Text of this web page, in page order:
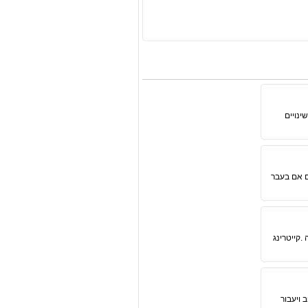
אם בעבר
ויעבור